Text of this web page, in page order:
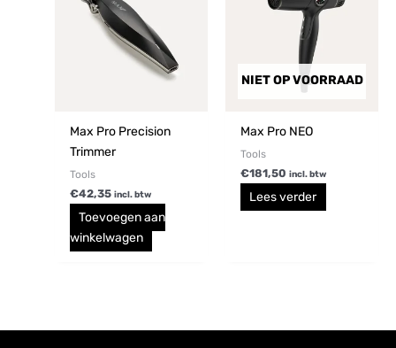
Max Pro Precision
Trimmer
Tools
€42,35 incl. btw
Toevoegen aan
winkelwagen
NIET OP VOORRAAD
Max Pro NEO
Tools
€181,50 incl. btw
Lees verder